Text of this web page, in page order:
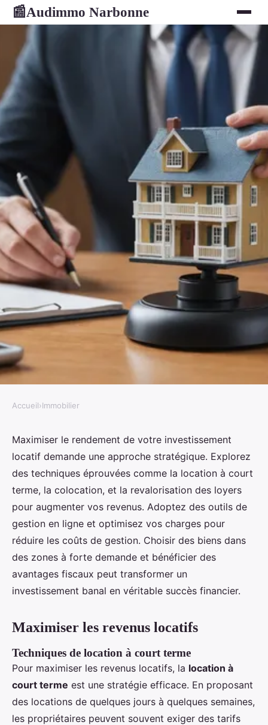
📰Audimmo Narbonne
Comment rentabiliser un
investissement locatif ?
Noa•19 août 2024•7 min de lecture
Accueil›Immobilier
Maximiser le rendement de votre investissement
locatif demande une approche stratégique. Explorez
des techniques éprouvées comme la location à court
terme, la colocation, et la revalorisation des loyers
pour augmenter vos revenus. Adoptez des outils de
gestion en ligne et optimisez vos charges pour
réduire les coûts de gestion. Choisir des biens dans
des zones à forte demande et bénéficier des
avantages fiscaux peut transformer un
investissement banal en véritable succès financier.
Maximiser les revenus locatifs
Techniques de location à court terme
Pour maximiser les revenus locatifs, la location à
court terme est une stratégie efficace. En proposant
des locations de quelques jours à quelques semaines,
les propriétaires peuvent souvent exiger des tarifs